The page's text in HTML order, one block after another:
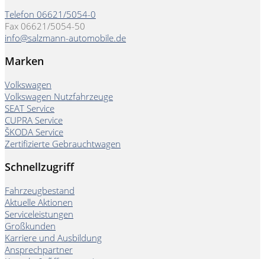
Telefon 06621/5054-0
Fax 06621/5054-50
info@salzmann-automobile.de
Marken
Volkswagen
Volkswagen Nutzfahrzeuge
SEAT Service
CUPRA Service
ŠKODA Service
Zertifizierte Gebrauchtwagen
Schnellzugriff
Fahrzeugbestand
Aktuelle Aktionen
Serviceleistungen
Großkunden
Karriere und Ausbildung
Ansprechpartner